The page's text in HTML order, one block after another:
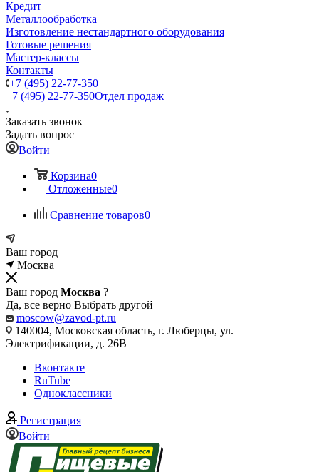
Кредит
Металлообработка
Изготовление нестандартного оборудования
Готовые решения
Мастер-классы
Контакты
+7 (495) 22-77-350
+7 (495) 22-77-350Отдел продаж
Заказать звонок
Задать вопрос
Войти
Корзина0
Отложенные0
Сравнение товаров0
Ваш город
Москва
Ваш город Москва ?
Да, все верно Выбрать другой
moscow@zavod-pt.ru
140004, Московская область, г. Люберцы, ул.
Электрификации, д. 26В
Вконтакте
RuTube
Одноклассники
Регистрация
Войти